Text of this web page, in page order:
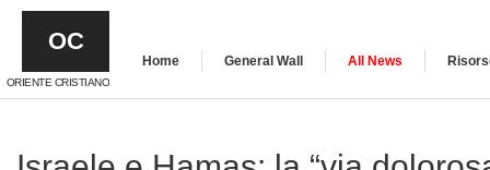
OC
ORIENTE CRISTIANO
Home General Wall All News